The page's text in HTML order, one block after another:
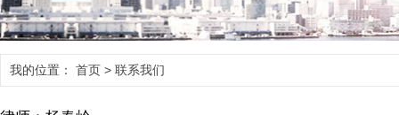
我的位置： 首页 > 联系我们